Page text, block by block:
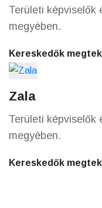
Területi képviselők
megyében.
Kereskedők
Zala
Területi képviselők
megyében.
Kereskedők